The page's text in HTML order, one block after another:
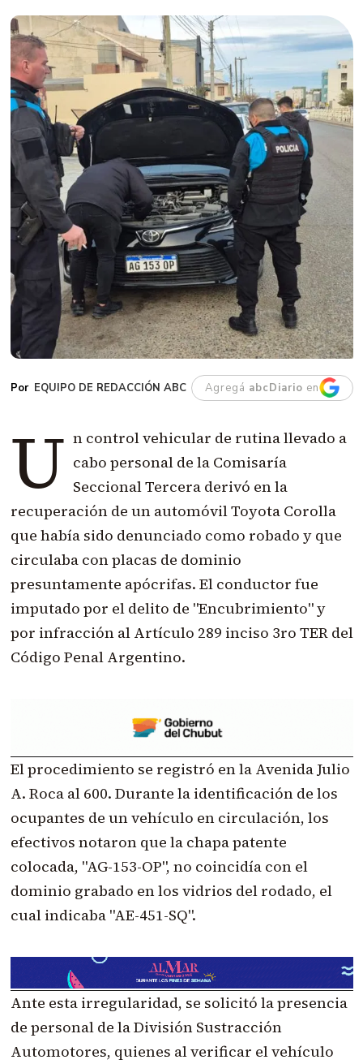
EQUIPO DE REDACCIÓN ABC Agregá abcDiario en
U n control vehicular de rutina llevado a
cabo personal de la Comisaría
Seccional Tercera derivó en la
recuperación de un automóvil Toyota Corolla
que había sido denunciado como robado y que
circulaba con placas de dominio
presuntamente apócrifas. El conductor fue
imputado por el delito de "Encubrimiento" y
por infracción al Artículo 289 inciso 3ro TER del
Código Penal Argentino.
El procedimiento se registró en la Avenida Julio
A. Roca al 600. Durante la identificación de los
ocupantes de un vehículo en circulación, los
efectivos notaron que la chapa patente
colocada, "AG-153-OP", no coincidía con el
dominio grabado en los vidrios del rodado, el
cual indicaba "AE-451-SQ".
Ante esta irregularidad, se solicitó la presencia
de personal de la División Sustracción
Automotores, quienes al verificar el vehículo